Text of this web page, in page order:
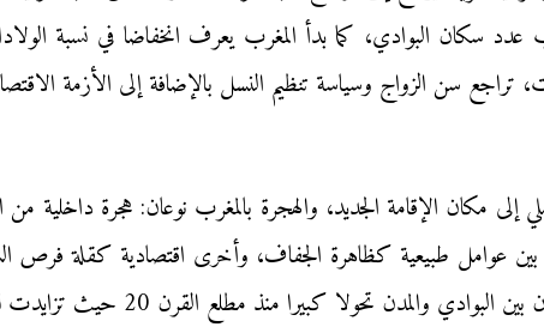
سكان البوادي، كما بدأ المغرب يعرف انخفاضا في نسبة
سن الزواج وسياسة تنظيم النسل بالإضافة إلى الأزمة
إلى مكان الإقامة الجديد، والهجرة بالمغرب نوعان: هجرة داخلية
بين عوامل طبيعية كظاهرة الجفاف، وأخرى اقتصادية كقلة فرص
تحولا كبيرا منذ مطلع القرن 20 حيث تزايدت نسبة سكان المدن.